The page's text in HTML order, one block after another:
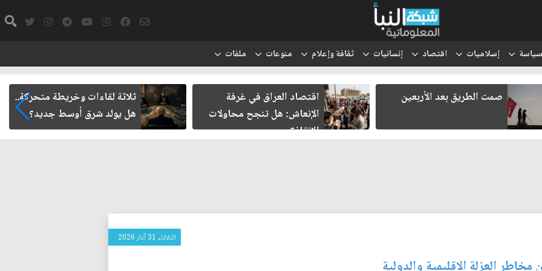
سياسة إسلاميات اقتصاد إنسانيات ثقافة وإعلام منوعات ملفات
صمت الطريق بعد الأربعين
اقتصاد العراق في غرفة
الإنعاش: هل تنجح محاولات
الإنقاذ؟
ثلاثة لقاءات وخريطة متحركة..
هل يولد شرق أوسط جديد؟
الثلاثاء 31 آذار 2026